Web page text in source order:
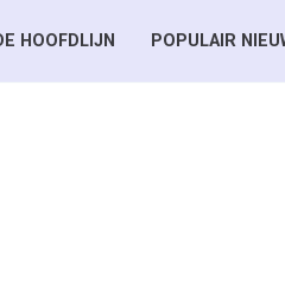
HOOFDLIJN POPULAIR